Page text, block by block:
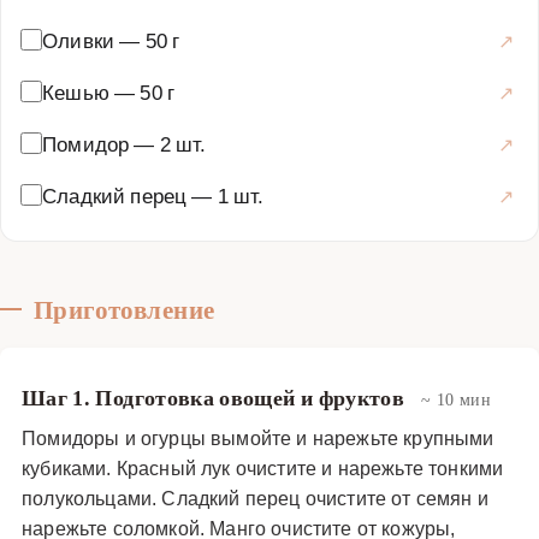
Оливки — 50 г
Кешью — 50 г
Помидор— 2 шт.
Сладкий перец — 1 шт.
Приготовление
Шаг 1. Подготовка овощей и фруктов ~ 10 мин
Помидоры и огурцы вымойте и нарежьте крупными
кубиками. Красный лук очистите и нарежьте тонкими
полукольцами. Сладкий перец очистите от семян и
нарежьте соломкой. Манго очистите от кожуры,